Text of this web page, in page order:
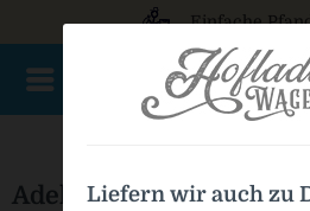
Einfache
Adelholzener Gastro
Liefern wir auch zu